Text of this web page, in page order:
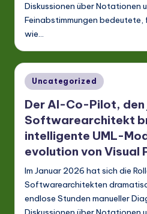
Diskussionen über Notationen
Feinabstimmungen bedeutete,
wie…
Posted
in
Uncategorized
Der AI-Co-Pilot, den
Softwarearchitekt
intelligente UML-
evolution von Visual
Im Januar 2026 hat sich die
Softwarearchitekten
endlose Stunden manueller